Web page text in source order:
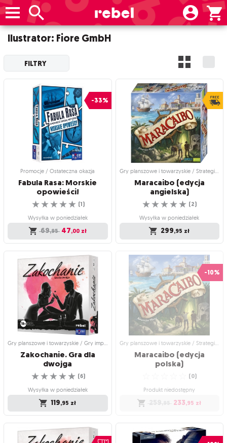
Ilustrator: Fiore GmbH
FILTRY
-33%
Promocje / Ostateczna okazja
Fabula Rasa: Morskie
opowieści!
☆
☆
☆
☆
☆ (1)
Wysyłka w poniedziałek
69,95 47,00 zł
Promocje / Ostateczna okazja
Fabula Rasa: Morskie
opowieści!
Opowiedz swoją historię
☆
☆
☆
☆
☆ (1
Wysyłka w poniedziałek
69,95 47 ,00 zł
Gry planszowe i towarzyskie / Strategiczne gry planszowe
Maracaibo (edycja
angielska)
☆
☆
☆
☆
☆ (2)
Wysyłka w poniedziałek
299,95 zł
Strategiczne gry planszowe
Maracaibo (edycja
angielska)
Poczuj klimat karaibskich wysp
☆
☆
☆
☆
☆ (2 )
Wysyłka w poniedziałek
299,95 zł
Gry planszowe i towarzyskie / Gry imprezowe i towarzyskie
Zakochanie. Gra dla
dwojga
☆
☆
☆
☆
☆ (6)
Wysyłka w poniedziałek
119,95 zł
Gry planszowe i towarzyskie / Gry
imprezowe i towarzyskie
-10%
Gry planszowe i towarzyskie / Strategiczne gry planszowe
Maracaibo (edycja
polska)
(0)
Produkt niedostępny
233,95 zł
Gry planszowe i towarzyskie /
Strategiczne gry planszowe